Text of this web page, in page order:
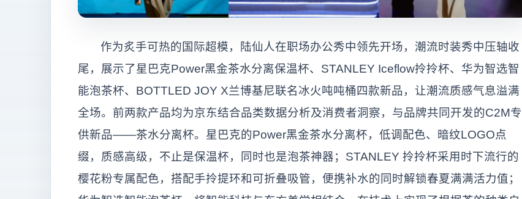
作为炙手可热的国际超模，陆仙人在职场办公秀中领先开场，潮流时装秀中压轴收
尾，展示了星巴克Power黑金茶水分离保温杯、STANLEY Iceflow拎拎杯、华为智选智
能泡茶杯、BOTTLED JOY X兰博基尼联名冰火吨吨桶四款新品，让潮流质感气息溢满
全场。前两款产品均为京东结合品类数据分析及消费者洞察，与品牌共同开发的C2M专
供新品——茶水分离杯。星巴克的Power黑金茶水分离杯，低调配色、暗纹LOGO点
缀，质感高级，不止是保温杯，同时也是泡茶神器；STANLEY 拎拎杯采用时下流行的
樱花粉专属配色，搭配手拎提环和可折叠吸管，便携补水的同时解锁春夏满满活力值；